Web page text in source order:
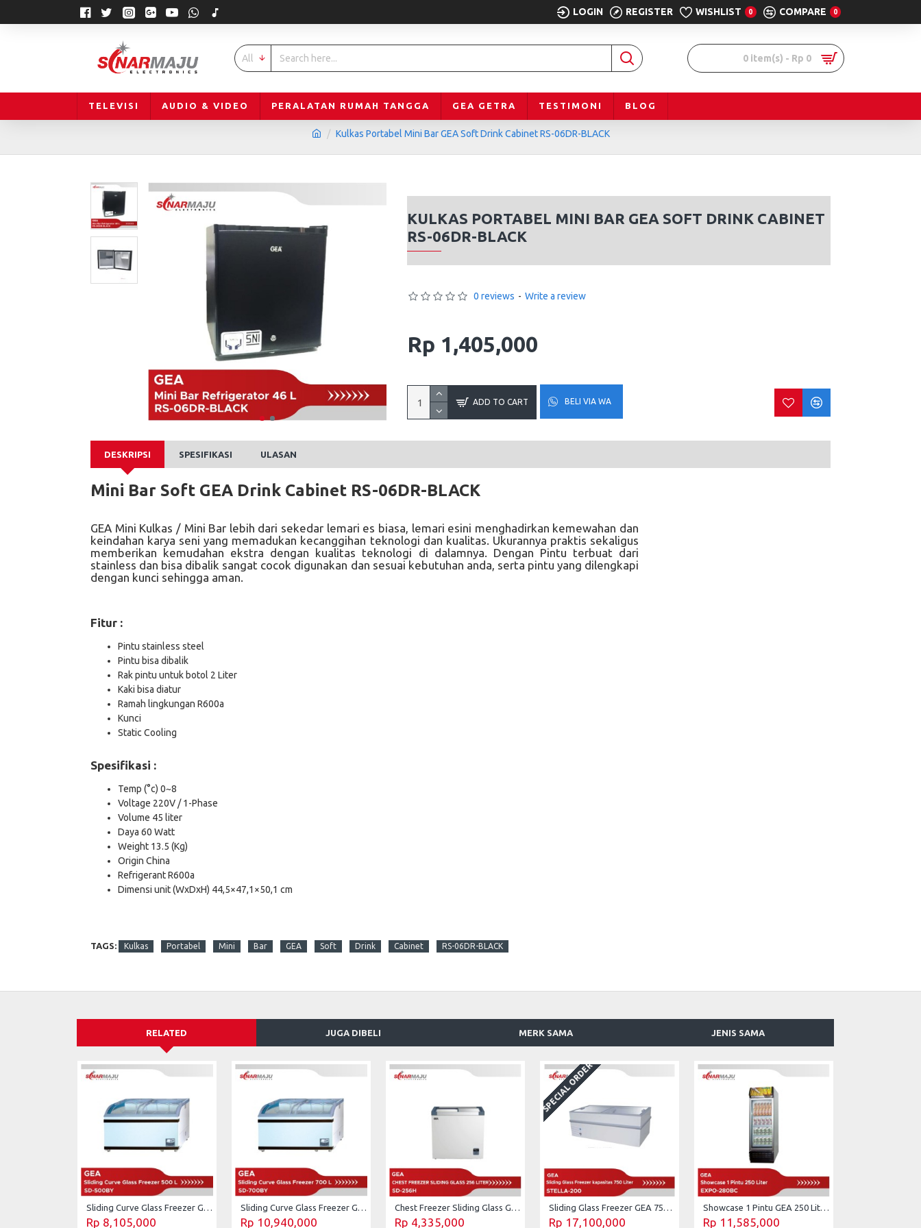
LOGIN REGISTER WISHLIST 0 COMPARE 0
All 0 item(s) - Rp 0
TELEVISI AUDIO & VIDEO PERALATAN RUMAH TANGGA GEA GETRA TESTIMONI BLOG
Kulkas Portabel Mini Bar GEA Soft Drink Cabinet RS-06DR-BLACK
KULKAS PORTABEL MINI BAR GEA SOFT DRINK CABINET
RS-06DR-BLACK
0 reviews - Write a review
Rp 1,405,000
ADD TO CART BELI VIA WA
DESKRIPSI SPESIFIKASI ULASAN
Mini Bar Soft GEA Drink Cabinet RS-06DR-BLACK
GEA Mini Kulkas / Mini Bar lebih dari sekedar lemari es biasa, lemari esini menghadirkan kemewahan dan
keindahan karya seni yang memadukan kecanggihan teknologi dan kualitas. Ukurannya praktis sekaligus
memberikan kemudahan ekstra dengan kualitas teknologi di dalamnya. Dengan Pintu terbuat dari
stainless dan bisa dibalik sangat cocok digunakan dan sesuai kebutuhan anda, serta pintu yang dilengkapi
dengan kunci sehingga aman.
Fitur :
Pintu stainless steel
Pintu bisa dibalik
Rak pintu untuk botol 2 Liter
Kaki bisa diatur
Ramah lingkungan R600a
Kunci
Static Cooling
Spesifikasi :
Temp (°c) 0~8
Voltage 220V / 1-Phase
Volume 45 liter
Daya 60 Watt
Weight 13.5 (Kg)
Origin China
Refrigerant R600a
Dimensi unit (WxDxH) 44,5×47,1×50,1 cm
TAGS: Kulkas Portabel Mini Bar GEA Soft Drink Cabinet RS-06DR-BLACK
RELATED JUGA DIBELI MERK SAMA JENIS SAMA
Sliding Curve Glass Freezer GEA 500 Liter SD-500BY
Rp 8,105,000
Sliding Curve Glass Freezer GEA 700 Liter SD-700BY
Rp 10,940,000
Chest Freezer Sliding Glass GEA 256 Liter SD-256H
Rp 4,335,000
SPECIAL ORDER
Sliding Glass Freezer GEA 750 Liter STELLA-200
Rp 17,100,000
Showcase 1 Pintu GEA 250 Liter Beer Cooler EXPO-280BC
Rp 11,585,000